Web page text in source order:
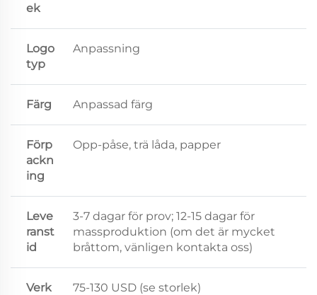
ek
Logo
typ
Anpassning
Färg Anpassad färg
Förp
ackn
ing
Opp-påse, trä låda, papper
Leve
ranst
id
3-7 dagar för prov; 12-15 dagar för
massproduktion (om det är mycket
bråttom, vänligen kontakta oss)
Verk
75-130 USD (se storlek)